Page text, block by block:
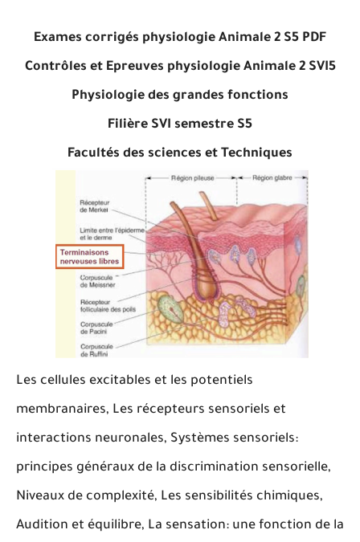
Exames corrigés physiologie Animale 2 S5 PDF
Contrôles et Epreuves physiologie Animale 2 SVI5
Physiologie des grandes fonctions
Filière SVI semestre S5
Facultés des sciences et Techniques
Les cellules excitables et les potentiels
membranaires, Les récepteurs sensoriels et
interactions neuronales, Systèmes sensoriels:
principes généraux de la discrimination sensorielle,
Niveaux de complexité, Les sensibilités chimiques,
Audition et équilibre, La sensation: une fonction de la